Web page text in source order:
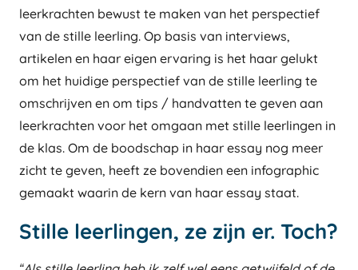
leerkrachten bewust te maken van het perspectief
van de stille leerling. Op basis van interviews,
artikelen en haar eigen ervaring is het haar gelukt
om het huidige perspectief van de stille leerling te
omschrijven en om tips / handvatten te geven aan
leerkrachten voor het omgaan met stille leerlingen in
de klas. Om de boodschap in haar essay nog meer
zicht te geven, heeft ze bovendien een infographic
gemaakt waarin de kern van haar essay staat.
Stille leerlingen, ze zijn er. Toch?